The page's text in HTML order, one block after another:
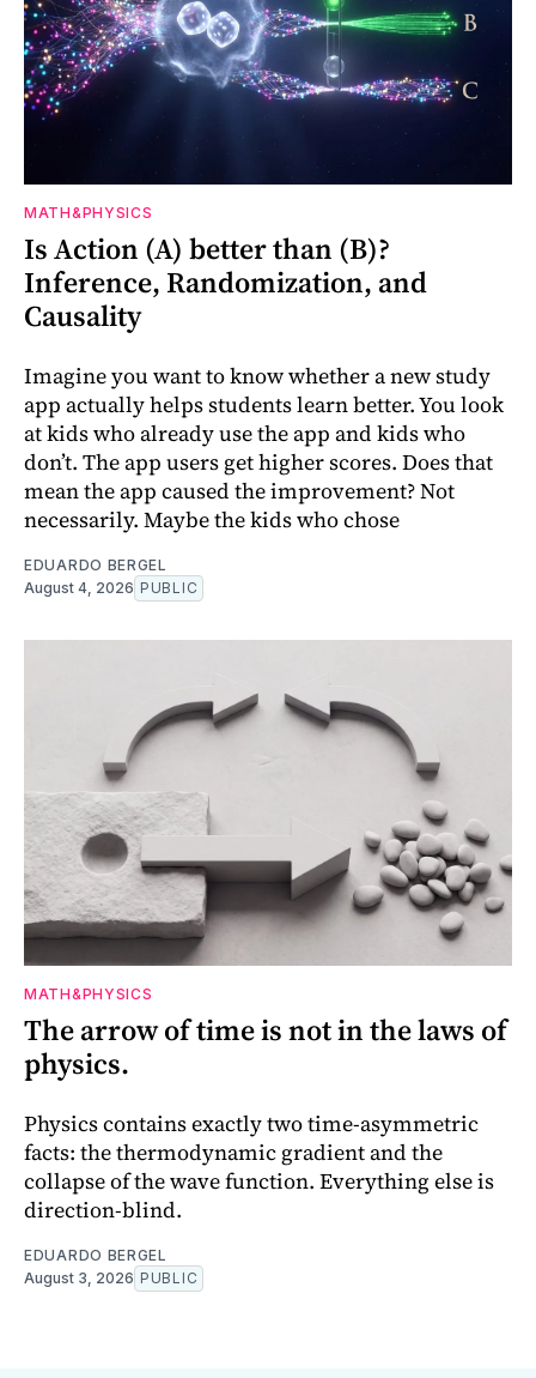
MATH&PHYSICS
Is Action (A) better than (B)?
Inference, Randomization, and
Causality
Imagine you want to know whether a new study
app actually helps students learn better. You look
at kids who already use the app and kids who
don’t. The app users get higher scores. Does that
mean the app caused the improvement? Not
necessarily. Maybe the kids who chose
EDUARDO BERGEL
August 4, 2026 PUBLIC
MATH&PHYSICS
The arrow of time is not in the laws of
physics.
Physics contains exactly two time-asymmetric
facts: the thermodynamic gradient and the
collapse of the wave function. Everything else is
direction-blind.
EDUARDO BERGEL
August 3, 2026 PUBLIC